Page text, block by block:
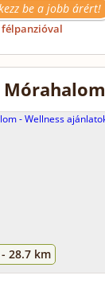
be a jobb árért!
28.7 km